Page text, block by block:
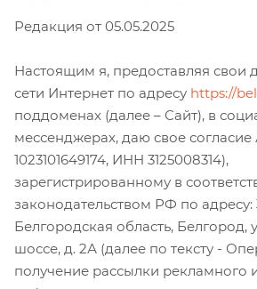
Редакция от 05.05.2025
Настоящим я, предоставляя свои
сети Интернет по адресу https://
поддоменах (далее – Сайт), в
мессенджерах, даю свое
1023101649174, ИНН 3125008314),
зарегистрированному в
законодательством РФ по адресу:
Белгородская область, Белгород,
шоссе, д. 2А (далее по тексту -
получение рассылки рекламного